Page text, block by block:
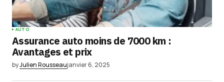
AUTO
Assurance auto moins de 7000 km :
Avantages et prix
byJulien Rousseaujanvier 6, 2025